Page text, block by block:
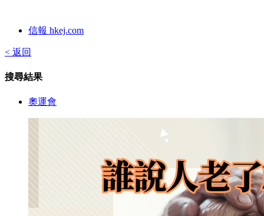
信報 hkej.com
< 返回
搜尋結果
奧運會